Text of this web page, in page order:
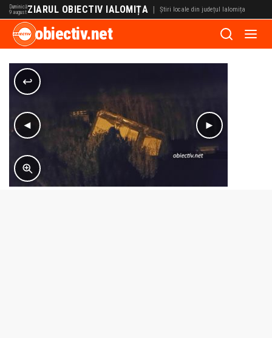
Duminică
9 august ZIARUL OBIECTIV IALOMIȚA | Știri locale din județul Ialomița
obiectiv.net